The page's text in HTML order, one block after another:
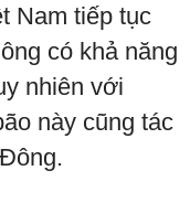
Nam tiếp tục
có khả năng
nhiên với
này cũng tác